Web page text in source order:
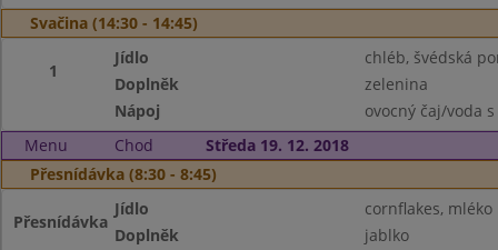
Svačina (14:30 - 14:45)
1
Jídlo
chléb, švédská
Doplněk
zelenina
Nápoj
ovocný čaj/voda
Menu
Chod
Středa 19. 12. 2018
Přesnídávka (8:30 - 8:45)
Přesnídávka
Jídlo
cornflakes, mléko
Doplněk
jablko